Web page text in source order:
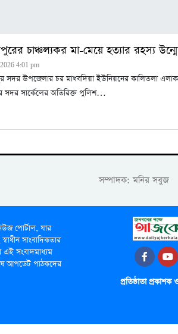
চাঞ্চল্যকর মা-মেয়ে হত্যার রহস্য
4:01 pm
সদর উপজেলার চর মাধবদিয়া ইউনিয়নের কালিতলা
সদর সার্কেলের অতিরিক্ত পুলিশ…
সম্পাদক: মনির সবুজ
পোর্টাল, যার
সাংবাদিকতার
এই সংবাদমাধ্যম
আপডেট পাঠকদের
প্রতিষ্ঠাতা